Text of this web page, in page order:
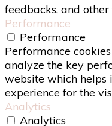
feedbacks, and
Performance
Performance
Performance
analyze the key
website which helps
experience for the
Analytics
Analytics